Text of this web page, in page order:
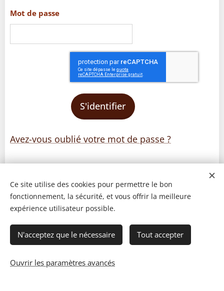
Mot de passe
S'identifier
Avez-vous oublié votre mot de passe ?
© 2023 Les recettes d'Henri-Luc. Tous droits réservés.
Ce site utilise des cookies pour permettre le bon
fonctionnement, la sécurité, et vous offrir la meilleure
expérience utilisateur possible.
N'acceptez que le nécessaire Tout accepter
Ouvrir les paramètres avancés